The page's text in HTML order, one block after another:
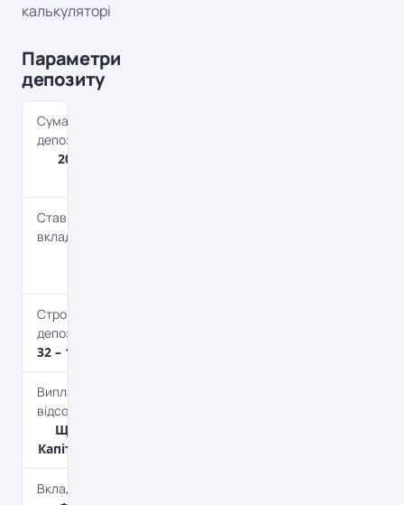
калькуляторі
Параметри
депозиту
Сума
депозиту
200 – 4 000
Ставка по
вкладу
Строк
депозиту
32 – 1825 дн.
Виплата
відсотків
Щомісяця,
Капіталізація
Вкладник